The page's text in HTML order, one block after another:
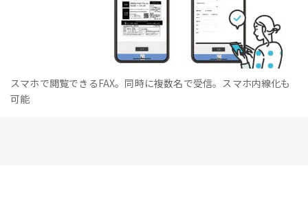
スマホで閲覧できるFAX。同時に複数名で受信。スマホ内線化も
可能